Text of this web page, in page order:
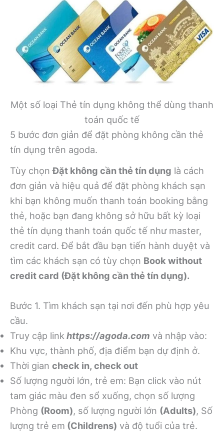
Một số loại Thẻ tín dụng không thể dùng thanh
toán quốc tế
5 bước đơn giản để đặt phòng không cần thẻ
tín dụng trên agoda.
Tùy chọnĐặt không cần thẻ tín dụng là cách
đơn giản và hiệu quả để đặt phòng khách sạn
khi bạn không muốn thanh toán booking bằng
thẻ, hoặc bạn đang không sở hữu bất kỳ loại
thẻ tín dụng thanh toán quốc tế như master,
credit card. Để bắt đầu bạn tiến hành duyệt và
tìm các khách sạn có tùy chọn Book without
credit card (Đặt không cần thẻ tín dụng).
Bước 1. Tìm khách sạn tại nơi đến phù hợp yêu
cầu.
Truy cập link https://agoda.com và nhập vào:
Khu vực, thành phố, địa điểm bạn dự định ở.
Thời gian check in, check out
Số lượng người lớn, trẻ em: Bạn click vào nút
tam giác màu đen sổ xuống, chọn số lượng
Phòng (Room), số lượng người lớn (Adults), Số
lượng trẻ em (Childrens) và độ tuổi của trẻ.